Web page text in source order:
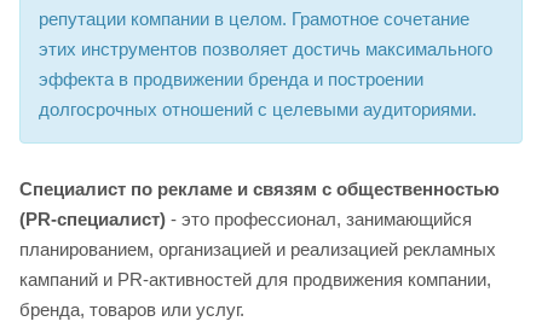
репутации компании в целом. Грамотное сочетание
этих инструментов позволяет достичь максимального
эффекта в продвижении бренда и построении
долгосрочных отношений с целевыми аудиториями.
Специалист по рекламе и связям с общественностью
(PR-специалист) - это профессионал, занимающийся
планированием, организацией и реализацией рекламных
кампаний и PR-активностей для продвижения компании,
бренда, товаров или услуг.